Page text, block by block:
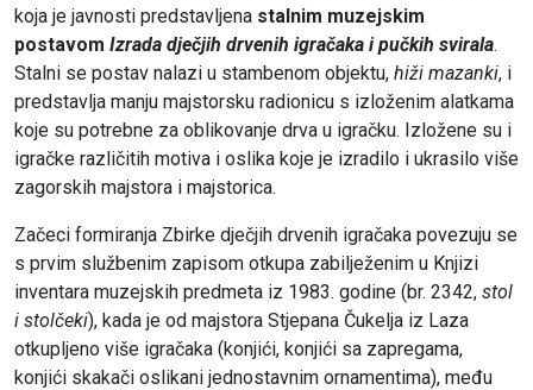
koja je javnosti predstavljena stalnim muzejskim
postavom Izrada dječjih drvenih igračaka i pučkih svirala.
Stalni se postav nalazi u stambenom objektu, hiži mazanki, i
predstavlja manju majstorsku radionicu s izloženim alatkama
koje su potrebne za oblikovanje drva u igračku. Izložene su i
igračke različitih motiva i oslika koje je izradilo i ukrasilo više
zagorskih majstora i majstorica.
Začeci formiranja Zbirke dječjih drvenih igračaka povezuju se
s prvim službenim zapisom otkupa zabilježenim u Knjizi
inventara muzejskih predmeta iz 1983. godine (br. 2342, stol
i stolčeki), kada je od majstora Stjepana Čukelja iz Laza
otkupljeno više igračaka (konjići, konjići sa zapregama,
konjići skakači oslikani jednostavnim ornamentima), među